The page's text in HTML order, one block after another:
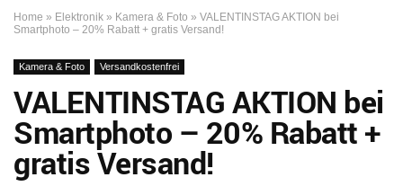
Home » Elektronik » Kamera & Foto » VALENTINSTAG AKTION bei
Smartphoto – 20% Rabatt + gratis Versand!
Kamera & Foto Versandkostenfrei
VALENTINSTAG AKTION bei
Smartphoto – 20% Rabatt +
gratis Versand!